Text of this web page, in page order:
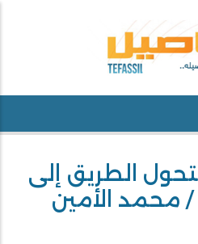
الطريق إلى
محمد الأمين